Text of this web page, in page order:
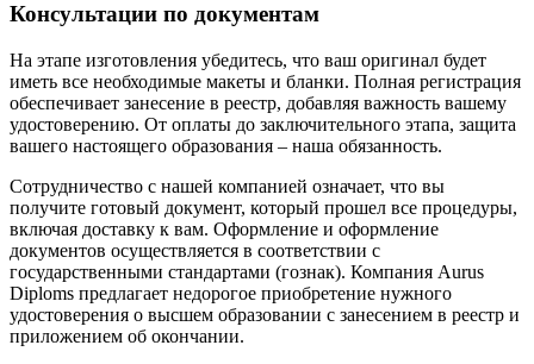
Консультации по документам
На этапе изготовления убедитесь, что ваш оригинал будет
иметь все необходимые макеты и бланки. Полная регистрация
обеспечивает занесение в реестр, добавляя важность вашему
удостоверению. От оплаты до заключительного этапа, защита
вашего настоящего образования – наша обязанность.
Сотрудничество с нашей компанией означает, что вы
получите готовый документ, который прошел все процедуры,
включая доставку к вам. Оформление и оформление
документов осуществляется в соответствии с
государственными стандартами (гознак). Компания Aurus
Diploms предлагает недорогое приобретение нужного
удостоверения о высшем образовании с занесением в реестр и
приложением об окончании.